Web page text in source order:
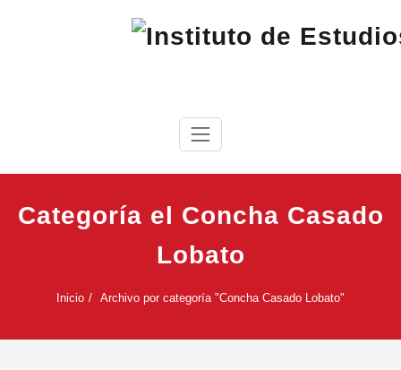
Instituto de Estudios Cabreireses
Categoría el Concha Casado
Lobato
Inicio Archivo por categoría "Concha Casado Lobato"